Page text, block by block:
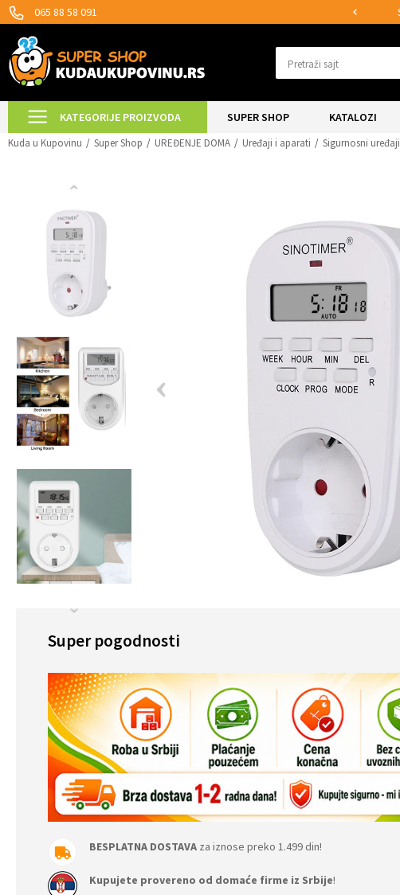
065 88 58 091
Pretraži sajt
KATEGORIJE PROIZVODA SUPER SHOP KATALOZI
Kuda u Kupovinu Super Shop UREĐENJE DOMA Uređaji i aparati Sigurnosni uređaji
Super pogodnosti
BESPLATNA DOSTAVA za iznose preko 1.499 din!
Kupujete provereno od domaće firme iz Srbije!